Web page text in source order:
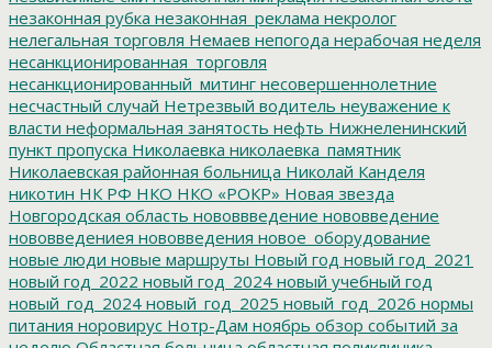
незаконная рубка незаконная_реклама некролог
нелегальная торговля Немаев непогода нерабочая неделя
несанкционированная_торговля
несанкционированный_митинг несовершеннолетние
несчастный случай Нетрезвый водитель неуважение к
власти неформальная занятость нефть Нижнеленинский
пункт пропуска Николаевка николаевка_памятник
Николаевская районная больница Николай Канделя
никотин НК РФ НКО НКО «РОКР» Новая звезда
Новгородская область нововвведение нововведение
нововведениея нововведения новое_оборудование
новые люди новые маршруты Новый год новый год_2021
новый год_2022 новый год_2024 новый учебный год
новый_год_2024 новый_год_2025 новый_год_2026 нормы
питания норовирус Нотр-Дам ноябрь обзор событий за